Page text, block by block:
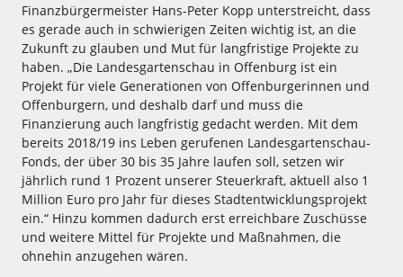
Finanzbürgermeister Hans-Peter Kopp unterstreicht, dass
es gerade auch in schwierigen Zeiten wichtig ist, an die
Zukunft zu glauben und Mut für langfristige Projekte zu
haben. „Die Landesgartenschau in Offenburg ist ein
Projekt für viele Generationen von Offenburgerinnen und
Offenburgern, und deshalb darf und muss die
Finanzierung auch langfristig gedacht werden. Mit dem
bereits 2018/19 ins Leben gerufenen Landesgartenschau-
Fonds, der über 30 bis 35 Jahre laufen soll, setzen wir
jährlich rund 1 Prozent unserer Steuerkraft, aktuell also 1
Million Euro pro Jahr für dieses Stadtentwicklungsprojekt
ein.“ Hinzu kommen dadurch erst erreichbare Zuschüsse
und weitere Mittel für Projekte und Maßnahmen, die
ohnehin anzugehen wären.